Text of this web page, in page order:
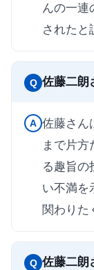
んの一連
されたと
Q 佐藤二朗
A 佐藤さん
まで片方
る趣旨の
い不満を
関わりた
Q 佐藤二朗